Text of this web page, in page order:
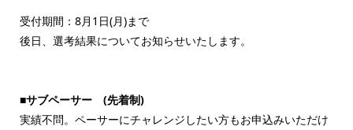
受付期間：8月1日(月)まで
後日、選考結果についてお知らせいたします。
■サブペーサー (先着制)
実績不問。ペーサーにチャレンジしたい方もお申込みいただけ